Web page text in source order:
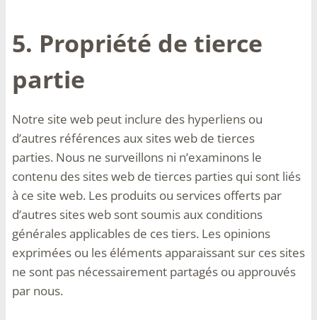
5. Propriété de tierce
partie
Notre site web peut inclure des hyperliens ou
d’autres références aux sites web de tierces
parties. Nous ne surveillons ni n’examinons le
contenu des sites web de tierces parties qui sont liés
à ce site web. Les produits ou services offerts par
d’autres sites web sont soumis aux conditions
générales applicables de ces tiers. Les opinions
exprimées ou les éléments apparaissant sur ces sites
ne sont pas nécessairement partagés ou approuvés
par nous.